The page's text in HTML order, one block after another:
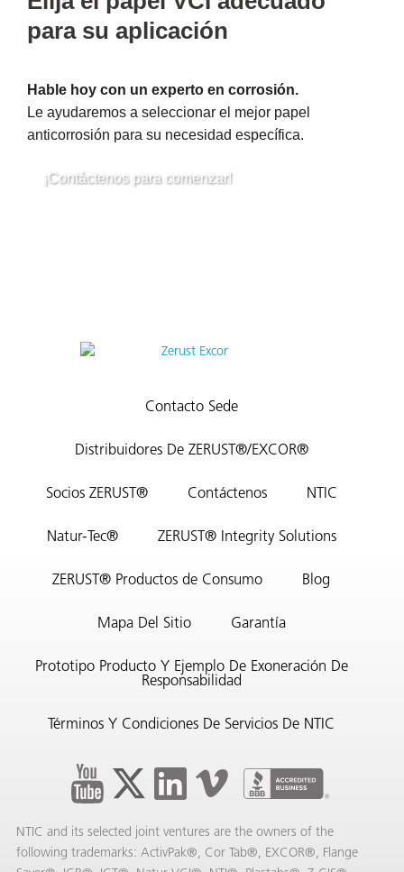
para su aplicación
Hable hoy con un experto en corrosión.
Le ayudaremos a seleccionar el mejor papel
anticorrosión para su necesidad específica.
¡Contáctenos para comenzar!
Contacto Sede
Distribuidores De ZERUST®/EXCOR®
Socios ZERUST® Contáctenos NTIC
Natur-Tec® ZERUST® Integrity Solutions
ZERUST® Productos de Consumo Blog
Mapa Del Sitio Garantía
Prototipo Producto Y Ejemplo De Exoneración De
Responsabilidad
Términos Y Condiciones De Servicios De NTIC
NTIC and its selected joint ventures are the owners of the
following trademarks: ActivPak®, Cor Tab®, EXCOR®, Flange